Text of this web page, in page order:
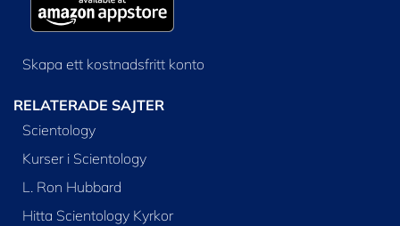
Skapa ett kostnadsfritt konto
RELATERADE SAJTER
Scientology
Kurser i Scientology
L. Ron Hubbard
Hitta Scientology Kyrkor